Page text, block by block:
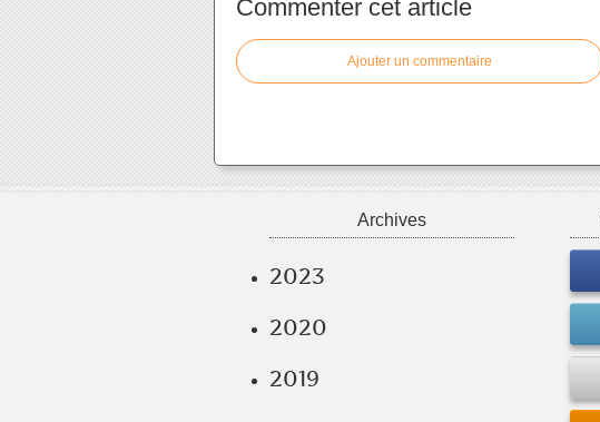
Commenter cet article
Ajouter un commentaire
Archives
2023
2020
2019